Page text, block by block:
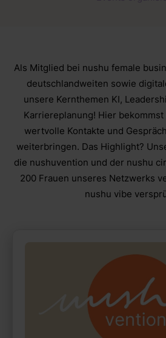
Als Mitglied bei nushu female
deutschlandweiten sowie
unsere Kernthemen KI,
Karriereplanung! Hier
wertvolle Kontakte und
weiterbringen. Das Highlight?
die nushuvention und der nushu
200 Frauen unseres Netzwerks
nushu vibe